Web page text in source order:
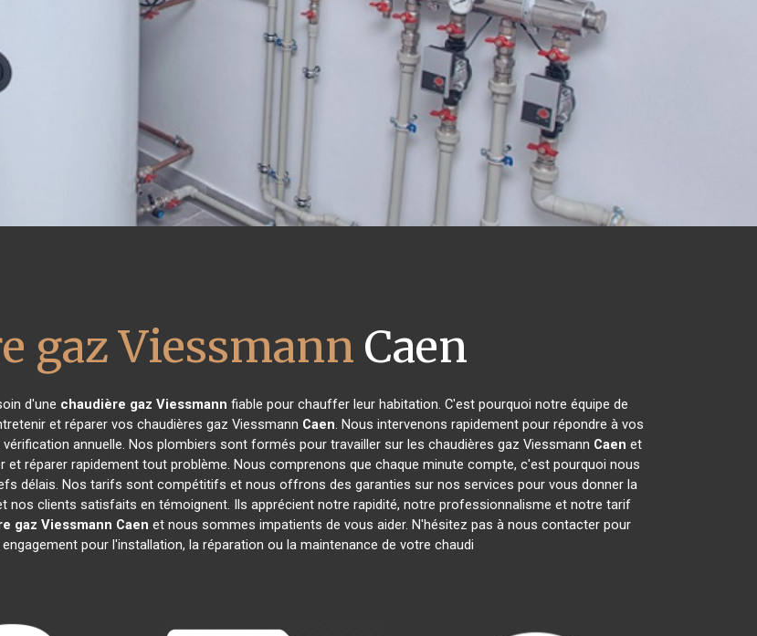
gaz Viessmann Caen
d'une chaudière gaz Viessmann fiable pour chauffer leur habitation. C'est pourquoi notre équipe de
et réparer vos chaudières gaz Viessmann Caen. Nous intervenons rapidement pour répondre à vos
annuelle. Nos plombiers sont formés pour travailler sur les chaudières gaz Viessmann Caen et
réparer rapidement tout problème. Nous comprenons que chaque minute compte, c'est pourquoi nous
délais. Nos tarifs sont compétitifs et nous offrons des garanties sur nos services pour vous donner la
nos clients satisfaits en témoignent. Ils apprécient notre rapidité, notre professionnalisme et notre tarif
gaz Viessmann Caen et nous sommes impatients de vous aider. N'hésitez pas à nous contacter pour
pour l'installation, la réparation ou la maintenance de votre chaudi